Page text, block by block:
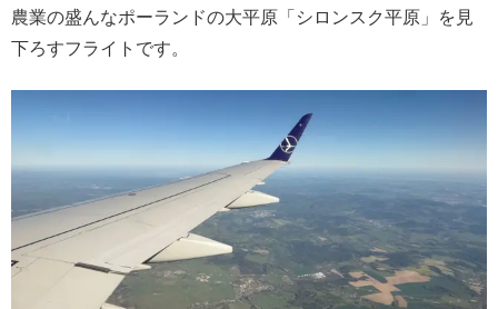
農業の盛んなポーランドの大平原「シロンスク平原」を見
下ろすフライトです。